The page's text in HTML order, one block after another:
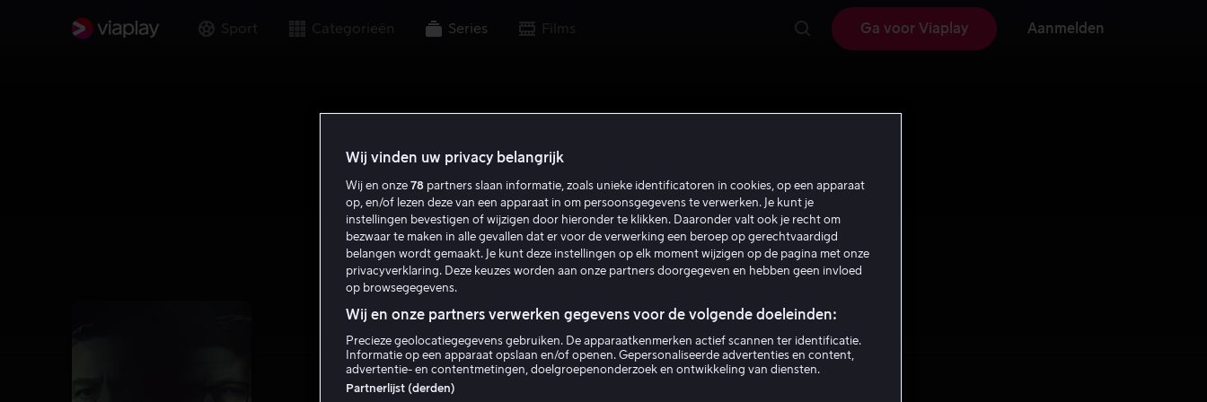
Sport Categorieën Series Films Ga voor Viaplay Aanmelden
Wij vinden uw privacy belangrijk
Wij en onze 78 partners slaan informatie, zoals unieke identificatoren in cookies, op een apparaat
op, en/of lezen deze van een apparaat in om persoonsgegevens te verwerken. Je kunt je
instellingen bevestigen of wijzigen door hieronder te klikken. Daaronder valt ook je recht om
bezwaar te maken in alle gevallen dat er voor de verwerking een beroep op gerechtvaardigd
belangen wordt gemaakt. Je kunt deze instellingen op elk moment wijzigen op de pagina met onze
privacyverklaring. Deze keuzes worden aan onze partners doorgegeven en hebben geen invloed
op browsegegevens.
Wij en onze partners verwerken gegevens voor de volgende doeleinden:
Precieze geolocatiegegevens gebruiken. De apparaatkenmerken actief scannen ter identificatie.
Informatie op een apparaat opslaan en/of openen. Gepersonaliseerde advertenties en content,
advertentie- en contentmetingen, doelgroepenonderzoek en ontwikkeling van diensten.
Partnerlijst (derden)